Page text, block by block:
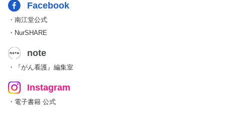
Facebook
・南江堂公式
・NurSHARE
note
・『がん看護』編集室
Instagram
・電子書籍 公式